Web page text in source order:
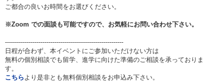
ご都合の良いお時間をお選びください。
※Zoom での面談も可能ですので、お気軽にお問い合わせ下さい。
------------------------------------------------------------
日程が合わず、本イベントにご参加いただけない方は
無料の個別相談でも留学、進学に向けた準備のご相談を承っておりま
す。
こちらより是非とも無料個別相談をお申込み下さい。